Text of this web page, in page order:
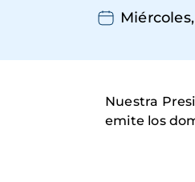
Nuestra
emite los